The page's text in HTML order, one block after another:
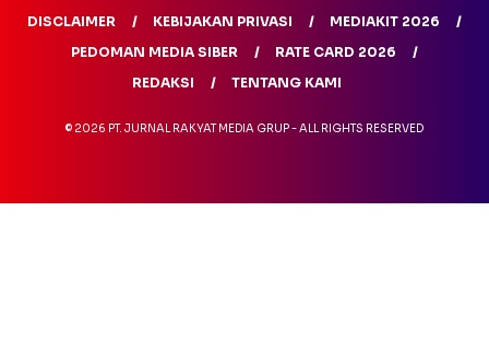
DISCLAIMER KEBIJAKAN PRIVASI
MEDIAKIT 2026
PEDOMAN MEDIA SIBER
RATE CARD 2026
REDAKSI
TENTANG KAMI
© 2026 PT. JURNAL RAKYAT MEDIA GRUP - ALL RIGHTS RESERVED